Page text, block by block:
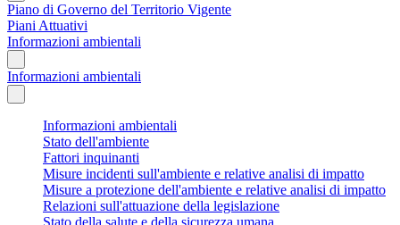
Piano di Governo del Territorio Vigente
Piani Attuativi
Informazioni ambientali
Informazioni ambientali
Informazioni ambientali
Stato dell'ambiente
Fattori inquinanti
Misure incidenti sull'ambiente e relative analisi di impatto
Misure a protezione dell'ambiente e relative analisi di impatto
Relazioni sull'attuazione della legislazione
Stato della salute e della sicurezza umana